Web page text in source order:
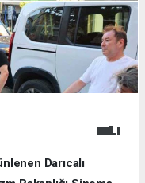
Darıcalı